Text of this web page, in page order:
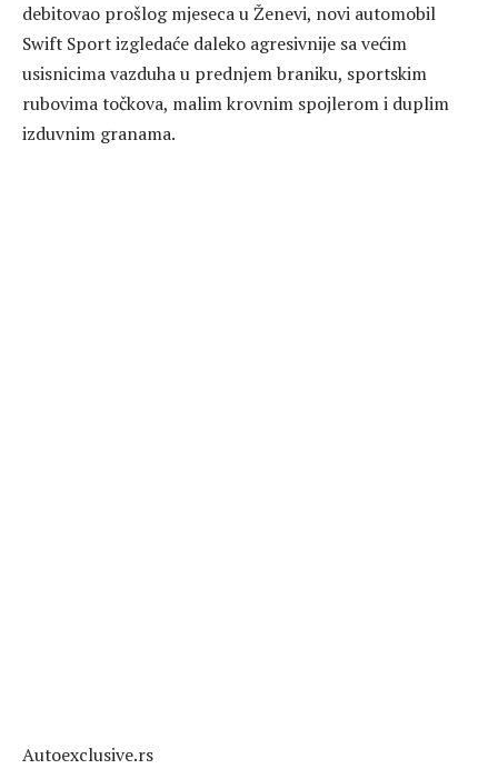
debitovao prošlog mjeseca u Ženevi, novi automobil
Swift Sport izgledaće daleko agresivnije sa većim
usisnicima vazduha u prednjem braniku, sportskim
rubovima točkova, malim krovnim spojlerom i duplim
izduvnim granama.
Autoexclusive.rs